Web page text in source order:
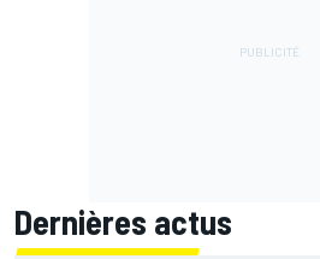
Dernières actus